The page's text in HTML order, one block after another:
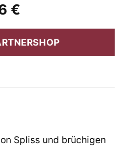
€
€
ist:
18,66 €.
Spliss und brüchigen